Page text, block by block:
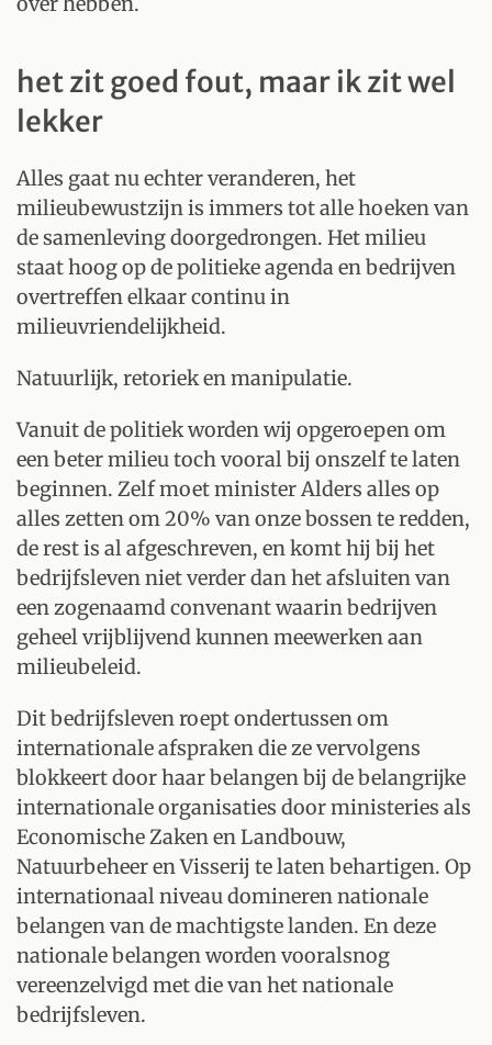
het zit goed fout, maar ik zit wel
lekker
Alles gaat nu echter veranderen, het
milieubewustzijn is immers tot alle hoeken van
de samenleving doorgedrongen. Het milieu
staat hoog op de politieke agenda en bedrijven
overtreffen elkaar continu in
milieuvriendelijkheid.
Natuurlijk, retoriek en manipulatie.
Vanuit de politiek worden wij opgeroepen om
een beter milieu toch vooral bij onszelf te laten
beginnen. Zelf moet minister Alders alles op
alles zetten om 20% van onze bossen te redden,
de rest is al afgeschreven, en komt hij bij het
bedrijfsleven niet verder dan het afsluiten van
een zogenaamd convenant waarin bedrijven
geheel vrijblijvend kunnen meewerken aan
milieubeleid.
Dit bedrijfsleven roept ondertussen om
internationale afspraken die ze vervolgens
blokkeert door haar belangen bij de belangrijke
internationale organisaties door ministeries als
Economische Zaken en Landbouw,
Natuurbeheer en Visserij te laten behartigen. Op
internationaal niveau domineren nationale
belangen van de machtigste landen. En deze
nationale belangen worden vooralsnog
vereenzelvigd met die van het nationale
bedrijfsleven.